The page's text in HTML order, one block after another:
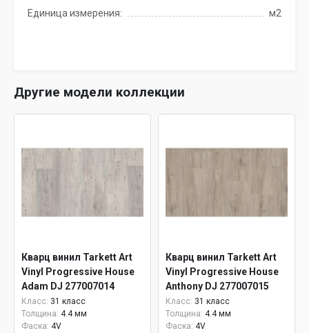
Единица измерения:
м2
Другие модели коллекции
Кварц винил Tarkett Art
Vinyl Progressive House
Adam DJ 277007014
Класс: 31 класс
Толщина: 4.4 мм
Фаска: 4V
Кварц винил Tarkett Art
Vinyl Progressive House
Anthony DJ 277007015
Класс: 31 класс
Толщина: 4.4 мм
Фаска: 4V